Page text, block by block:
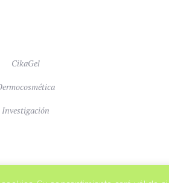
CikaGel
Investigación